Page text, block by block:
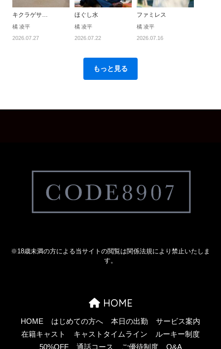
キクラゲサ…
橘 凌平
2026.07.27
ほぐし水
橘 凌平
2026.07.22
ファミレス
橘 凌平
2026.07.16
もっと見る
※18歳未満の方による当サイトの閲覧は関係法規により禁止いたしま
す。
HOME
HOME はじめての方へ 本日の出勤
サービス案内
在籍キャスト
キャストタイムライン
ルーキー制度
50%OFF
通話コース ご優待制度 Q&A